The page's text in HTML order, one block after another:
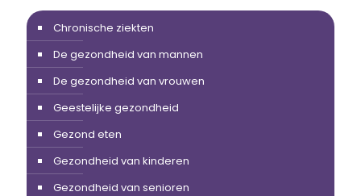
Chronische ziekten
De gezondheid van mannen
De gezondheid van vrouwen
Geestelijke gezondheid
Gezond eten
Gezondheid van kinderen
Gezondheid van senioren